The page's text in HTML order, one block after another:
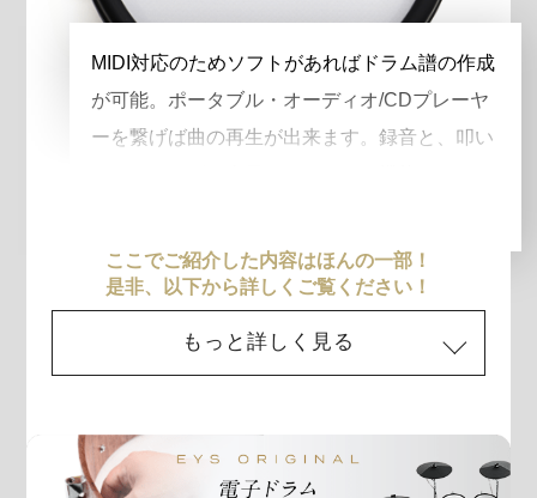
MIDI対応のためソフトがあればドラム譜の作成
が可能。ポータブル・オーディオ/CDプレーヤ
ーを繋げば曲の再生が出来ます。録音と、叩い
ここでご紹介した内容はほんの一部！
是非、以下から詳しくご覧ください！
もっと詳しく見る